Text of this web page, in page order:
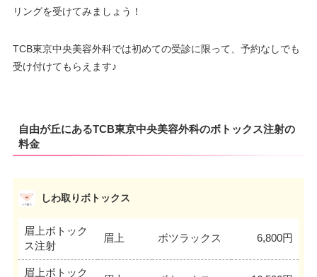
リングを受けてみましょう！
TCB東京中央美容外科では初めての受診に限って、予約なしでも
受け付けてもらえます♪
自由が丘にあるTCB東京中央美容外科のボトックス注射の
料金
しわ取りボトックス
眉上ボトック
ス注射
眉上 ボツラックス 6,800円
眉上ボトック